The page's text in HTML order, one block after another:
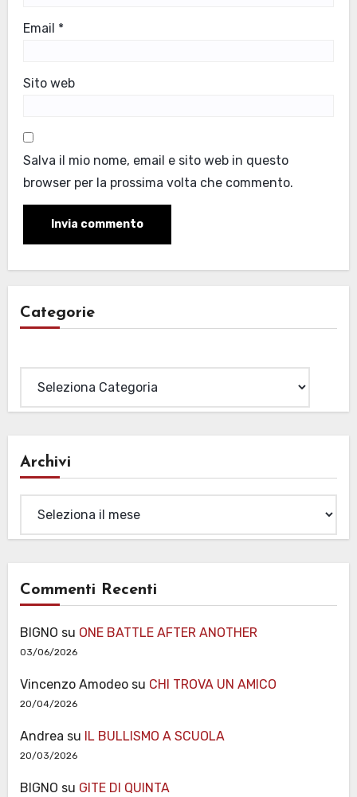
Email *
Sito web
Salva il mio nome, email e sito web in questo
browser per la prossima volta che commento.
Categorie
Archivi
Commenti Recenti
BIGNO su ONE BATTLE AFTER ANOTHER
03/06/2026
Vincenzo Amodeosu CHI TROVA UN AMICO
20/04/2026
Andrea su IL BULLISMO A SCUOLA
20/03/2026
BIGNO su GITE DI QUINTA